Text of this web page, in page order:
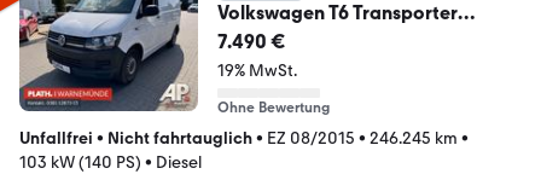
Volkswagen T6 Transporter
Kasten-Kombi Kasten
7.490 €
19% MwSt.
Ohne Bewertung
Unfallfrei • Nicht fahrtauglich• EZ 08/2015 • 246.245 km •
103 kW (140 PS) • Diesel